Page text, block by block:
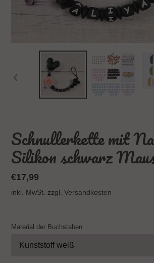
VORHERIGER
SCHIEBER
Schnullerkette mit
Silikon schwarz
Normaler
Preis
€17,99
inkl. MwSt. zzgl. Versandkosten
Material der Buchstaben